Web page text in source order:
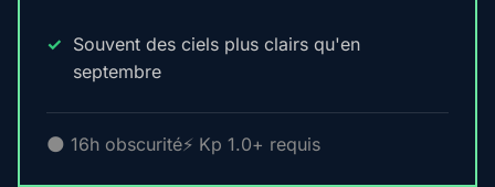
Souvent des ciels plus clairs qu'en
septembre
🌑 16h obscurité⚡ Kp 1.0+ requis